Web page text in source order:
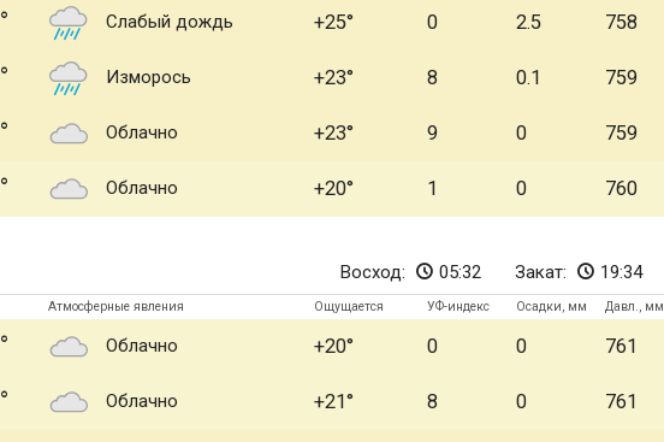
Слабый дождь +25 0 2.5 758
Изморось +23 8 0.1 759
Облачно +23 9 0 759
Облачно +20 1 0 760
Восход: 05:32 Закат: 19:34
Атмосферные явления Ощущается УФ-индекс Осадки, мм Давл., мм
Облачно +20 0 0 761
Облачно +21 8 0 761